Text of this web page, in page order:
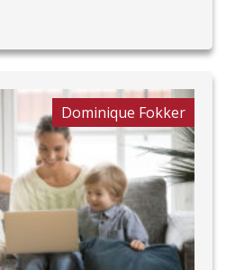
Dominique Fokker